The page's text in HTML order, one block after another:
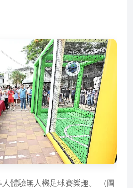
體驗無人機足球賽樂趣。 （圖